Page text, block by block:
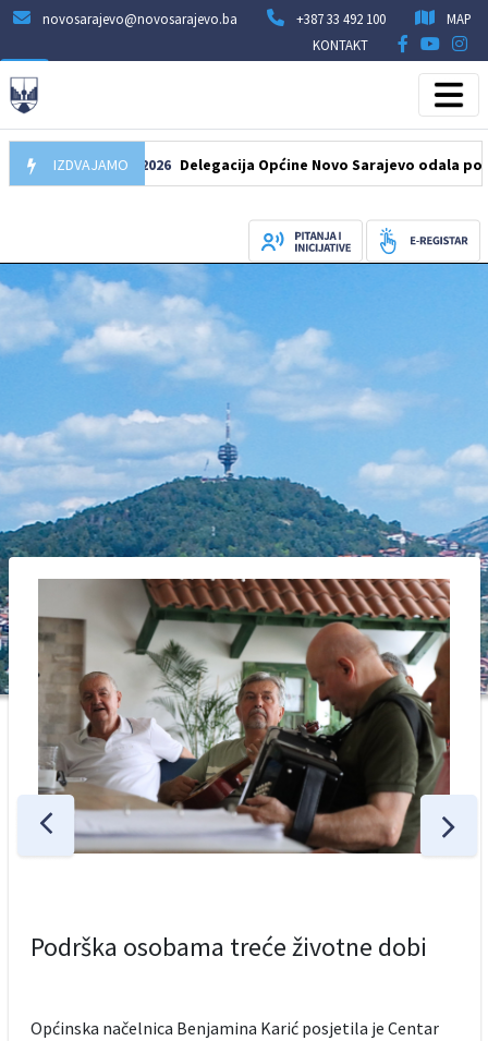
novosarajevo@novosarajevo.ba +387 33 492 100
MAP
KONTAKT
IZDVAJAMO
07.08.2026 Delegacija Općine Novo Sarajevo odala počast
Podrška osobama treće životne dobi
Općinska načelnica Benjamina Karić posjetila je Centar